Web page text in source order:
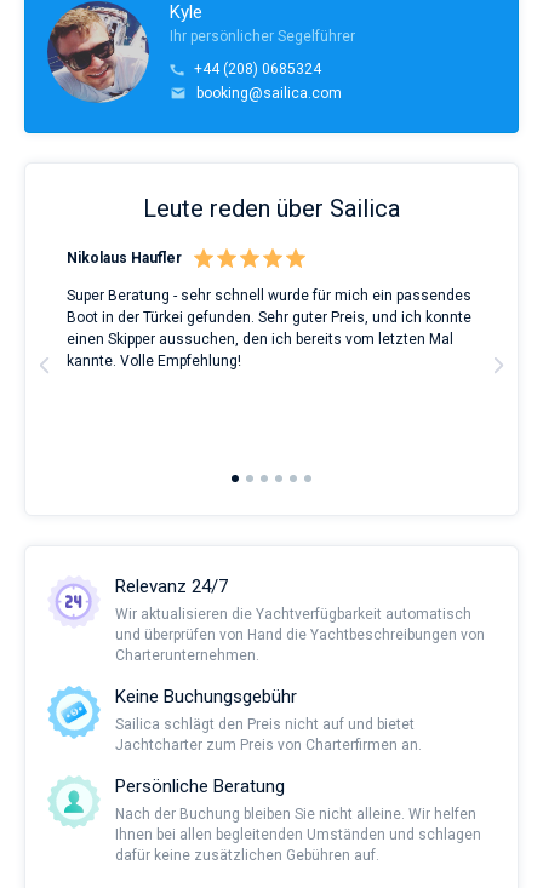
Kyle
Ihr persönlicher Segelführer
+44 (208) 0685324
booking@sailica.com
Leute reden über Sailica
Nikolaus Haufler
Super Beratung - sehr schnell wurde für mich ein passendes
Boot in der Türkei gefunden. Sehr guter Preis, und ich konnte
einen Skipper aussuchen, den ich bereits vom letzten Mal
kannte. Volle Empfehlung!
Relevanz 24/7
Wir aktualisieren die Yachtverfügbarkeit automatisch
und überprüfen von Hand die Yachtbeschreibungen von
Charterunternehmen.
Keine Buchungsgebühr
Sailica schlägt den Preis nicht auf und bietet
Jachtcharter zum Preis von Charterfirmen an.
Persönliche Beratung
Nach der Buchung bleiben Sie nicht alleine. Wir helfen
Ihnen bei allen begleitenden Umständen und schlagen
dafür keine zusätzlichen Gebühren auf.